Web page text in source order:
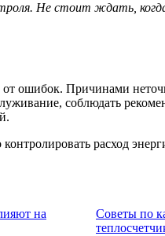
Не стоит ждать,
ошибок. Причинами
соблюдать
расход
на
Советы по